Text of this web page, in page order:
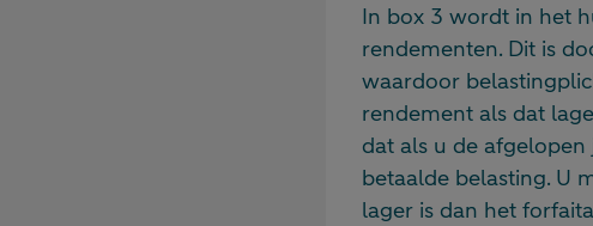
In box 3 wordt in het
rendementen. Dit is
waardoor
rendement als dat
dat als u de
betaalde belasting. U
lager is dan het